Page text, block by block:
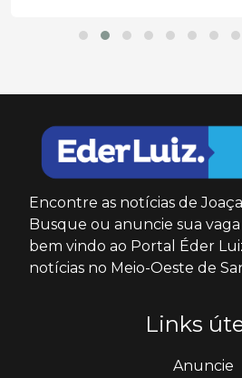
Encontre as notícias de
Busque ou anuncie sua
bem vindo ao Portal Éder
notícias no Meio-Oeste de
Links
Anuncie